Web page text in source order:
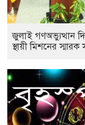
জুলাই গণঅভ্যুত্থান
স্থায়ী মিশনের স্মারক